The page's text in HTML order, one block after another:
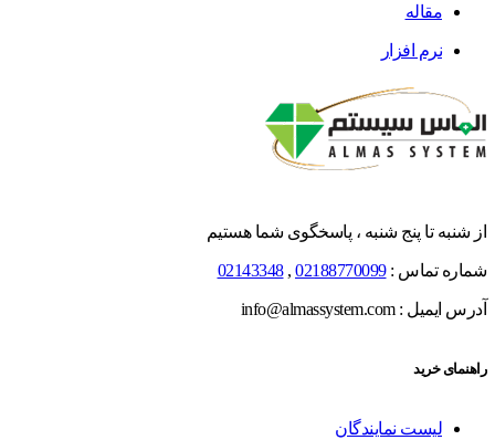
مقاله
نرم افزار
از شنبه تا پنج شنبه ، پاسخگوی شما هستیم
شماره تماس :02188770099
,
02143348
آدرس ایمیل : info@almassystem.com
راهنمای خرید
لیست نمایندگان